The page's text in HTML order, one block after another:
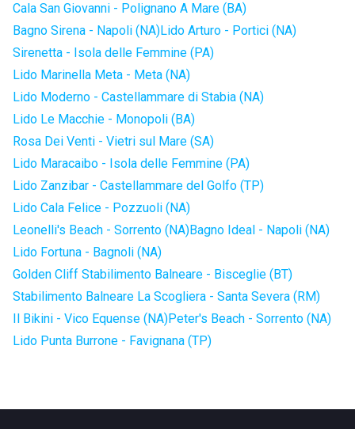
Cala San Giovanni - Polignano A Mare (BA)
Bagno Sirena - Napoli (NA)Lido Arturo - Portici (NA)
Sirenetta - Isola delle Femmine (PA)
Lido Marinella Meta - Meta (NA)
Lido Moderno - Castellammare di Stabia (NA)
Lido Le Macchie - Monopoli (BA)
Rosa Dei Venti - Vietri sul Mare (SA)
Lido Maracaibo - Isola delle Femmine (PA)
Lido Zanzibar - Castellammare del Golfo (TP)
Lido Cala Felice - Pozzuoli (NA)
Leonelli's Beach - Sorrento (NA)Bagno Ideal - Napoli (NA)
Lido Fortuna - Bagnoli (NA)
Golden Cliff Stabilimento Balneare - Bisceglie (BT)
Stabilimento Balneare La Scogliera - Santa Severa (RM)
Il Bikini - Vico Equense (NA)Peter's Beach - Sorrento (NA)
Lido Punta Burrone - Favignana (TP)